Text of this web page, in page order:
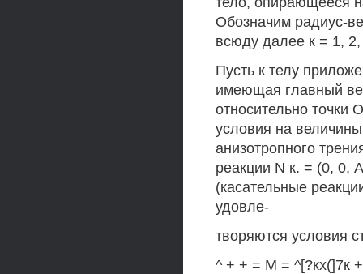
Обозначим радиус-
всюду далее к = 1,
Пусть к телу
имеющая главный
относительно точки
условия на
анизотропного
реакции N к. = (0, 0,
(касательные
удовле-
творяются условия
^ + + = М = ^[?кх(]7к